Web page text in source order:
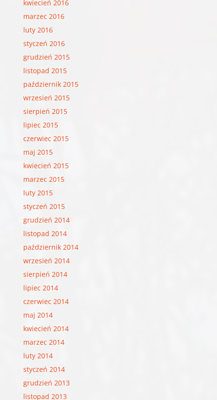
kwiecień 2016
marzec 2016
luty 2016
styczeń 2016
grudzień 2015
listopad 2015
październik 2015
wrzesień 2015
sierpień 2015
lipiec 2015
czerwiec 2015
maj 2015
kwiecień 2015
marzec 2015
luty 2015
styczeń 2015
grudzień 2014
listopad 2014
październik 2014
wrzesień 2014
sierpień 2014
lipiec 2014
czerwiec 2014
maj 2014
kwiecień 2014
marzec 2014
luty 2014
styczeń 2014
grudzień 2013
listopad 2013